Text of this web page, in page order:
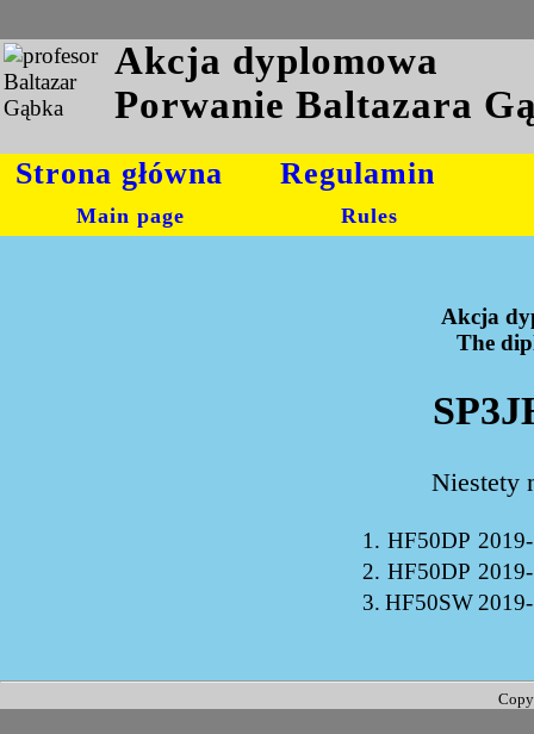
Akcja dyplomowa
Porwanie Baltazara
Strona główna
Main page
Regulamin
Rules
Akcja
The
Niestety
1. HF50DP
2. HF50DP
3. HF50SW